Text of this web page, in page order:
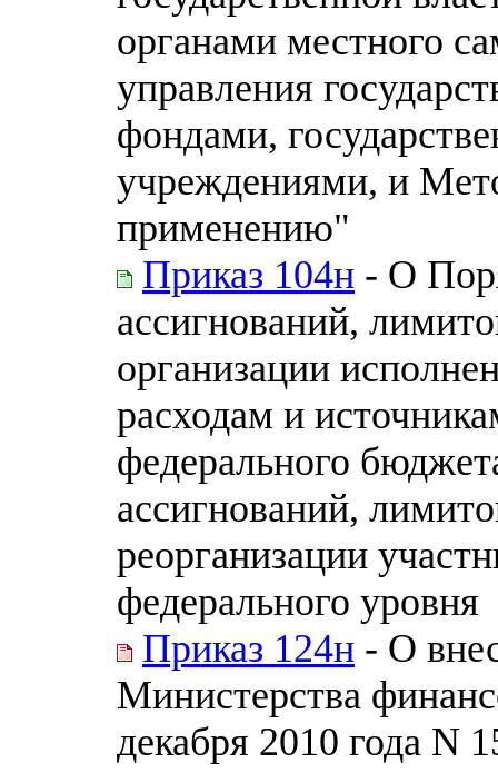
органами местного
управления
фондами,
учреждениями, и
применению"
Приказ 104н - О
ассигнований,
организации
расходам и
федерального
ассигнований,
реорганизации
федерального уровня
Приказ 124н - О
Министерства
декабря 2010 года N